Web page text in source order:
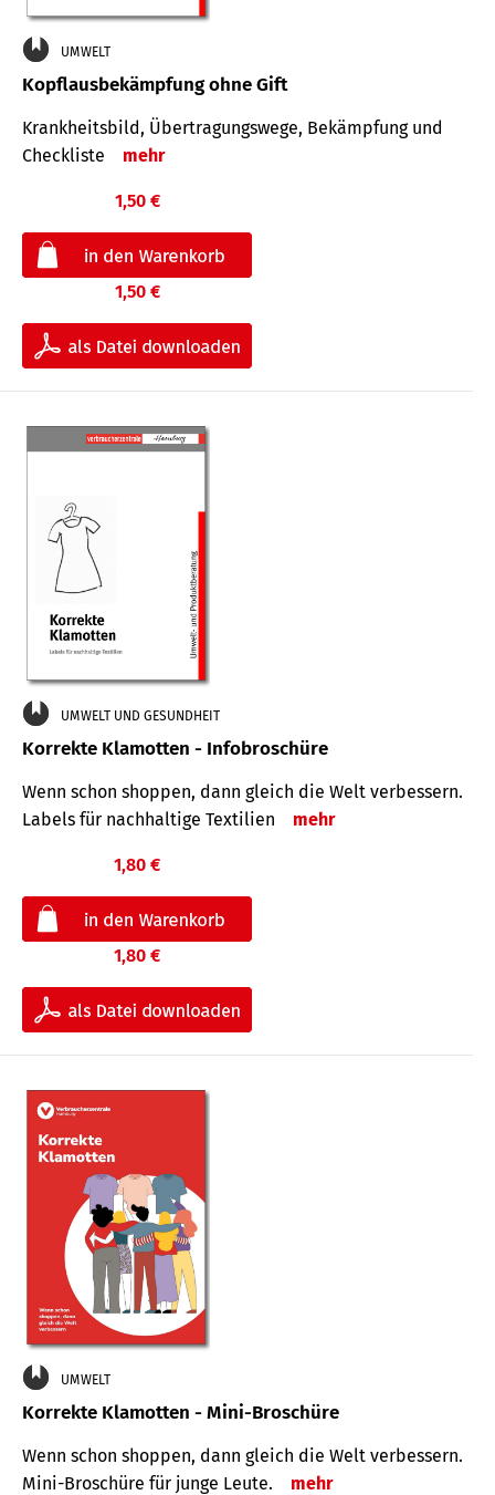
UMWELT
Kopflausbekämpfung ohne Gift
Krankheits­bild, Übertra­gungs­wege, Bekämpfung und
Check­liste
mehr
1,50 €
1,50 €
UMWELT UND GESUNDHEIT
Korrekte Klamotten - Infobroschüre
Wenn schon shoppen, dann gleich die Welt verbessern.
Labels für nachhaltige Textilien
mehr
1,80 €
1,80 €
UMWELT
Korrekte Klamotten - Mini-Broschüre
Wenn schon shoppen, dann gleich die Welt verbessern.
Mini-Broschüre für junge Leute.
mehr